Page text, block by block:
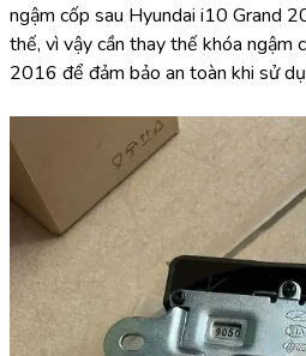
ngậm cốp sau Hyundai i10 Grand
thế, vì vậy cần thay thế khóa ngậm
2016 để đảm bảo an toàn khi sử